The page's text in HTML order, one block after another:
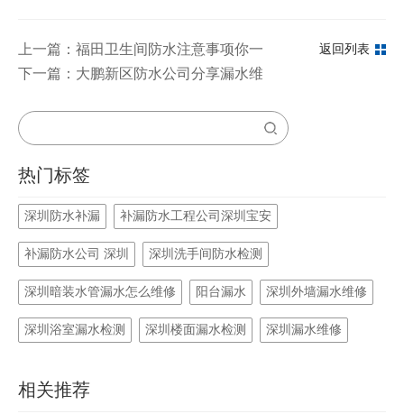
上一篇：福田卫生间防水注意事项你一定要知道返回列表
下一篇：大鹏新区防水公司分享漏水维修经验
热门标签
深圳防水补漏 补漏防水工程公司深圳宝安
补漏防水公司 深圳 深圳洗手间防水检测
深圳暗装水管漏水怎么维修 阳台漏水 深圳外墙漏水维修
深圳浴室漏水检测 深圳楼面漏水检测 深圳漏水维修
相关推荐